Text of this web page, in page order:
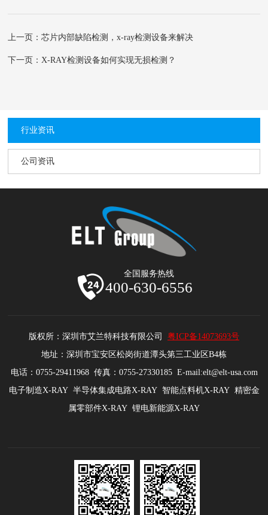
上一页：芯片内部缺陷检测，x-ray检测设备来解决
下一页：X-RAY检测设备如何实现无损检测？
行业资讯
公司资讯
全国服务热线
400-630-6556
版权所：深圳市艾兰特科技有限公司 粤ICP备14073693号
地址：深圳市宝安区松岗街道潭头第三工业区B4栋
电话：0755-29411968 传真：0755-27330185 E-mail:elt@elt-usa.com
电子制造X-RAY 半导体集成电路X-RAY 智能点料机X-RAY 精密金
属零部件X-RAY 锂电新能源X-RAY